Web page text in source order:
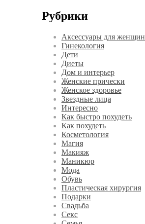
Рубрики
Аксессуары для женщин
Гинекология
Дети
Диеты
Дом и интерьер
Женские прически
Женское здоровье
Звездные лица
Интересно
Как быстро похудеть
Как похудеть
Косметология
Магия
Макияж
Маникюр
Мода
Обувь
Пластическая хирургия
Подарки
Свадьба
Секс